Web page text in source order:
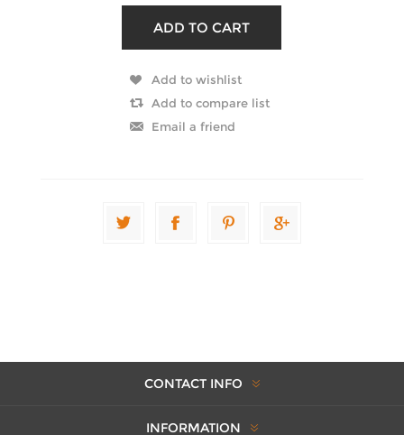
CONTACT INFO
INFORMATION